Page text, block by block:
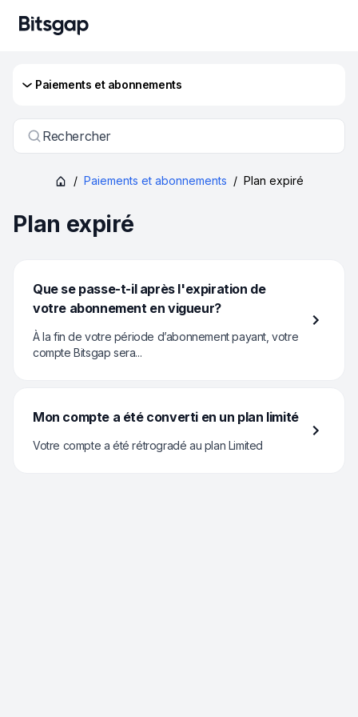
Paiements et abonnements
Rechercher
/ Paiements et abonnements / Plan expiré
Plan expiré
Que se passe-t-il après l'expiration de
votre abonnement en vigueur?
À la fin de votre période d’abonnement payant, votre
compte Bitsgap sera...
Mon compte a été converti en un plan limité
Votre compte a été rétrogradé au plan Limited